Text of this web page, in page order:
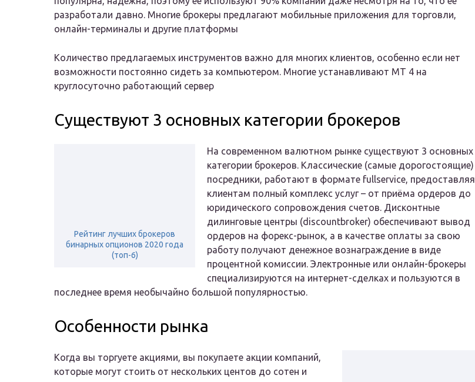
разработали давно. Многие брокеры предлагают мобильные приложения для торговли,
онлайн-терминалы и другие платформы
Количество предлагаемых инструментов важно для многих клиентов, особенно если нет
возможности постоянно сидеть за компьютером. Многие устанавливают МТ 4 на
круглосуточно работающий сервер
Существуют 3 основных категории брокеров
Рейтинг лучших брокеров
бинарных опционов 2020 года
(топ-6)
На современном валютном рынке существуют 3 основных
категории брокеров. Классические (самые дорогостоящие)
посредники, работают в формате fullservice, предоставляя
клиентам полный комплекс услуг – от приёма ордеров до
юридического сопровождения счетов. Дисконтные
дилинговые центры (discountbroker) обеспечивают вывод
ордеров на форекс-рынок, а в качестве оплаты за свою
работу получают денежное вознаграждение в виде
процентной комиссии. Электронные или онлайн-брокеры
специализируются на интернет-сделках и пользуются в
последнее время необычайно большой популярностью.
Особенности рынка
Когда вы торгуете акциями, вы покупаете акции компаний,
которые могут стоить от нескольких центов до сотен и